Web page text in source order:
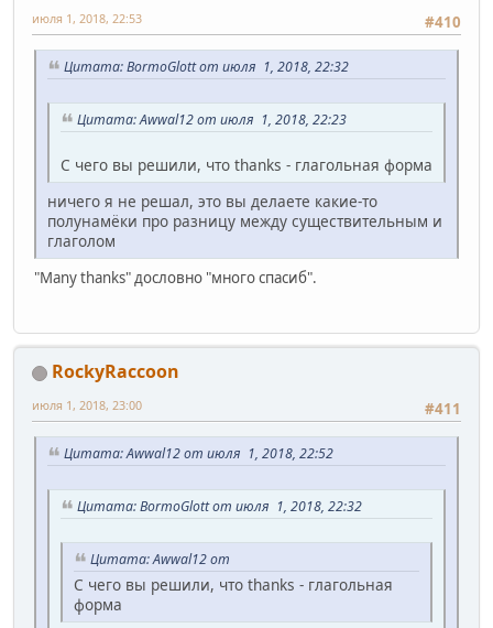
#410
июля 1, 2018, 22:53
Цитата: BormoGlott от июля 1, 2018, 22:32
Цитата: Awwal12 от июля 1, 2018, 22:23
С чего вы решили, что thanks - глагольная форма
ничего я не решал, это вы делаете какие-то
полунамёки про разницу между существительным и
глаголом
"Many thanks" дословно "много спасиб".
RockyRaccoon
#411
июля 1, 2018, 23:00
Цитата: Awwal12 от июля 1, 2018, 22:52
Цитата: BormoGlott от июля 1, 2018, 22:32
Цитата: Awwal12 от
С чего вы решили, что thanks - глагольная
форма